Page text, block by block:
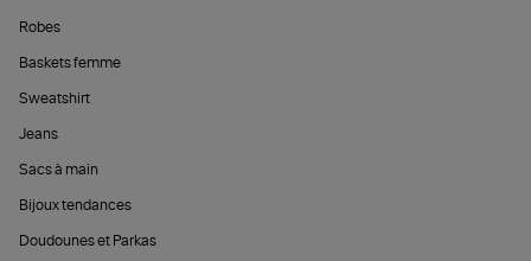
Robes
Baskets femme
Sweatshirt
Jeans
Sacs à main
Bijoux tendances
Doudounes et Parkas